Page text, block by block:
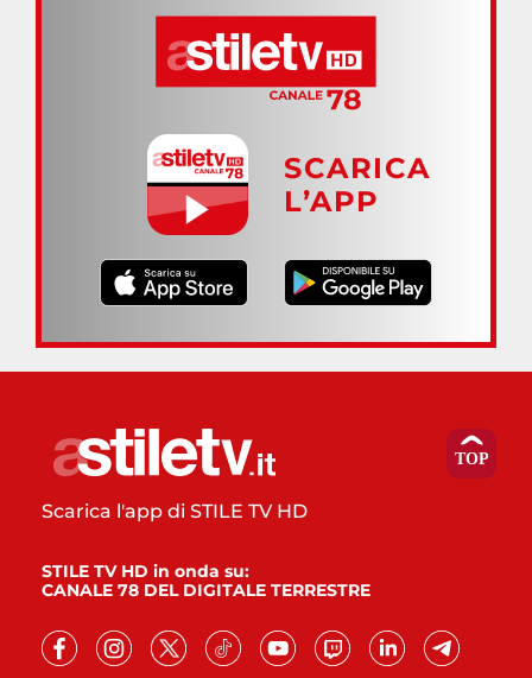
SCARICA
L’APP
Scarica l'app di STILE TV HD
STILE TV HD in onda su:
CANALE 78 DEL DIGITALE TERRESTRE